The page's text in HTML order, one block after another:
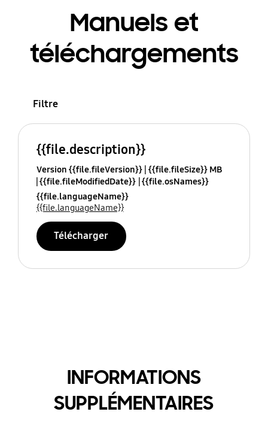
Manuels et
téléchargements
Filtre
{{file.description}}
Version {{file.fileVersion}} {{file.fileSize}} MB
{{file.fileModifiedDate}} {{file.osNames}}
{{file.languageName}}
{{file.languageName}}
Télécharger
INFORMATIONS
SUPPLÉMENTAIRES